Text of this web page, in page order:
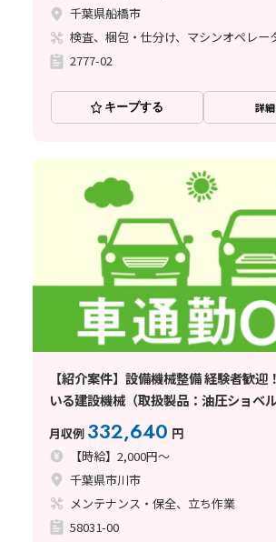
千葉県船橋市
検査、梱包・仕分け、マシンオペレー
2777-02
キープする 詳
【紹介案件】設備機械整備 経験者歓迎
いる建設機械（取扱製品：油圧ショベ
ドローラ等）を、安全に使える状態に
月収例 332,640 円
【時給】2,000円～
千葉県市川市
メンテナンス・保全、立ち作業
58031-00